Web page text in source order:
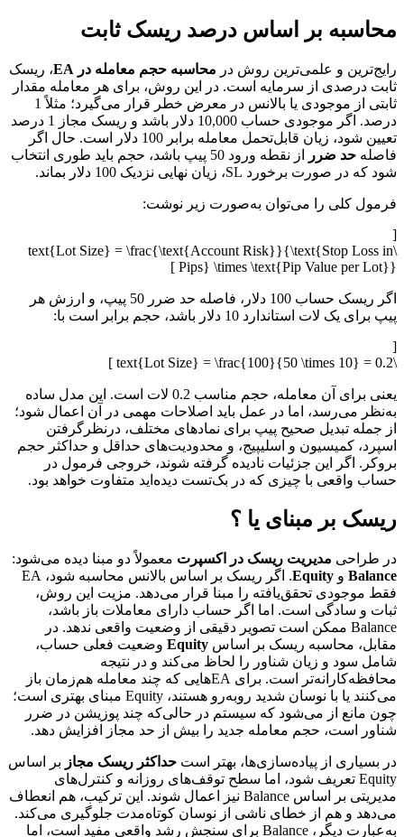
محاسبه بر اساس درصد ریسک ثابت
رایج‌ترین و علمی‌ترین روش در محاسبه حجم معامله در EA
، ریسک
ثابت درصدی از سرمایه است. در این روش، برای هر معامله مقدار
ثابتی از موجودی یا بالانس در معرض خطر قرار می‌گیرد؛ مثلاً 1
درصد. اگر موجودی حساب 10,000 دلار باشد و ریسک مجاز 1 درصد
تعیین شود، زیان قابل‌تحمل معامله برابر 100 دلار است. حال اگر
فاصله حد ضرر
از نقطه ورود 50 پیپ باشد، حجم باید طوری انتخاب
شود که در صورت برخورد SL، زیان نهایی نزدیک 100 دلار بماند.
فرمول کلی را می‌توان به‌صورت زیر نوشت:
[
\text{Lot Size} = \frac{\text{Account Risk}}{\text{Stop Loss in
Pips} \times \text{Pip Value per Lot}} ]
اگر ریسک حساب 100 دلار، فاصله حد ضرر 50 پیپ، و ارزش هر
پیپ برای یک لات استاندارد 10 دلار باشد، حجم برابر است با:
[
\text{Lot Size} = \frac{100}{50 \times 10} = 0.2 ]
یعنی برای آن معامله، حجم مناسب 0.2 لات است. این مدل ساده
به‌نظر می‌رسد، اما در عمل باید اصلاحات مهمی در آن اعمال شود؛
از جمله تبدیل صحیح پیپ برای نمادهای مختلف، درنظرگرفتن
اسپرد، کمیسیون و اسلیپیج، و محدودیت‌های حداقل و حداکثر حجم
بروکر. اگر این جزئیات نادیده گرفته شوند، خروجی فرمول در
حساب واقعی با چیزی که در بک‌تست دیده‌اید متفاوت خواهد بود.
ریسک بر مبنای یا ؟
در طراحی مدیریت ریسک در اکسپرت معمولاً دو مبنا دیده می‌شود:
Balance و Equity
. اگر ریسک بر اساس بالانس محاسبه شود، EA
فقط موجودی تحقق‌یافته را مبنا قرار می‌دهد. مزیت این روش،
ثبات و سادگی است. اما اگر حساب دارای معاملات باز باشد،
Balance ممکن است تصویر دقیقی از وضعیت واقعی ندهد. در
مقابل، محاسبه ریسک بر اساس Equity وضعیت فعلی حساب،
شامل سود و زیان شناور را لحاظ می‌کند و در نتیجه
محافظه‌کارانه‌تر است. برای EAهایی که چند معامله هم‌زمان باز
می‌کنند یا با نوسان شدید روبه‌رو هستند، Equity مبنای بهتری است؛
چون مانع از می‌شود که سیستم در حالی‌که چند پوزیشن در ضرر
شناور است، حجم معامله جدید را بیش از حد مجاز افزایش دهد.
در بسیاری از پیاده‌سازی‌ها، بهتر است حداکثر ریسک مجاز بر اساس
Equity تعریف شود، اما سطح توقف‌های روزانه و کنترل‌های
مدیریتی بر اساس Balance نیز اعمال شوند. این ترکیب، هم انعطاف
می‌دهد و هم از خطای ناشی از نوسان کوتاه‌مدت جلوگیری می‌کند.
به‌عبارت دیگر، Balance برای سنجش رشد واقعی مفید است، اما